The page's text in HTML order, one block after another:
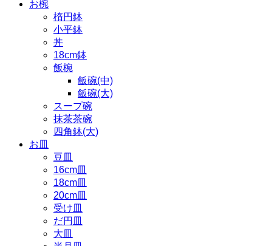
お椀
楕円鉢
小平鉢
丼
18cm鉢
飯椀
飯碗(中)
飯碗(大)
スープ碗
抹茶茶碗
四角鉢(大)
お皿
豆皿
16cm皿
18cm皿
20cm皿
受け皿
だ円皿
大皿